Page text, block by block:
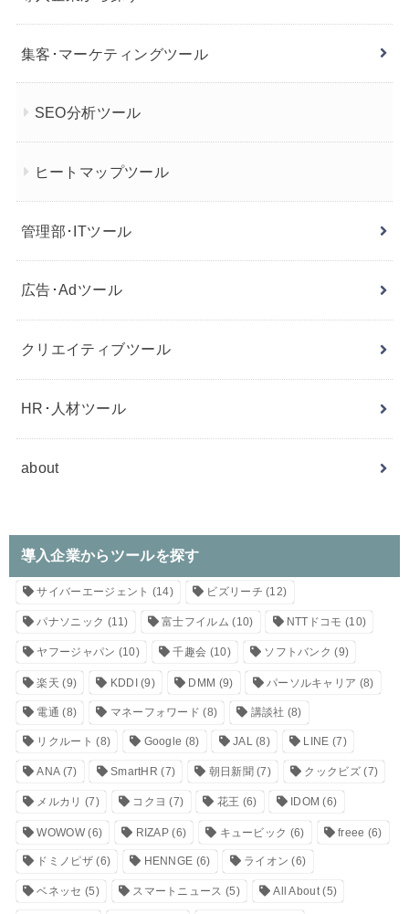
集客･マーケティングツール
SEO分析ツール
ヒートマップツール
管理部･ITツール
広告･Adツール
クリエイティブツール
HR･人材ツール
about
導入企業からツールを探す
サイバーエージェント (14) ビズリーチ (12)
パナソニック (11) 富士フイルム (10) NTTドコモ (10)
ヤフージャパン (10) 千趣会 (10) ソフトバンク (9)
楽天 (9) KDDI(9) DMM (9) パーソルキャリア (8)
電通 (8) マネーフォワード (8) 講談社 (8)
リクルート (8) Google (8) JAL(8) LINE (7)
ANA(7) SmartHR (7) 朝日新聞 (7) クックビズ(7)
メルカリ (7) コクヨ (7) 花王 (6) IDOM (6)
WOWOW(6) RIZAP (6) キュービック (6) freee (6)
ドミノピザ(6) HENNGE (6) ライオン (6)
ベネッセ (5) スマートニュース (5) All About(5)